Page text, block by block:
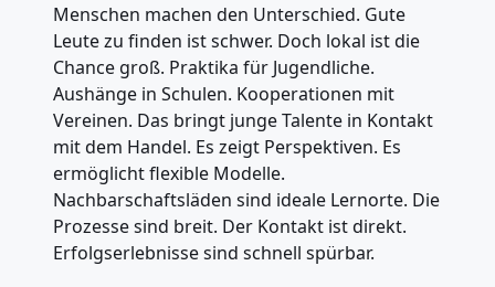
Menschen machen den Unterschied. Gute
Leute zu finden ist schwer. Doch lokal ist die
Chance groß. Praktika für Jugendliche.
Aushänge in Schulen. Kooperationen mit
Vereinen. Das bringt junge Talente in Kontakt
mit dem Handel. Es zeigt Perspektiven. Es
ermöglicht flexible Modelle.
Nachbarschaftsläden sind ideale Lernorte. Die
Prozesse sind breit. Der Kontakt ist direkt.
Erfolgserlebnisse sind schnell spürbar.